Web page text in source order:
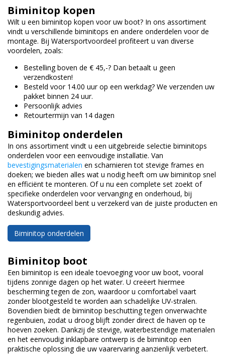
Biminitop kopen
Wilt u een biminitop kopen voor uw boot? In ons assortiment
vindt u verschillende biminitops en andere onderdelen voor de
montage. Bij Watersportvoordeel profiteert u van diverse
voordelen, zoals:
Bestelling boven de € 45,-? Dan betaalt u geen
verzendkosten!
Besteld voor 14.00 uur op een werkdag? We verzenden uw
pakket binnen 24 uur.
Persoonlijk advies
Retourtermijn van 14 dagen
Biminitop onderdelen
In ons assortiment vindt u een uitgebreide selectie biminitops
onderdelen voor een eenvoudige installatie. Van
bevestigingsmaterialen en scharnieren tot stevige frames en
doeken; we bieden alles wat u nodig heeft om uw biminitop snel
en efficiënt te monteren. Of u nu een complete set zoekt of
specifieke onderdelen voor vervanging en onderhoud, bij
Watersportvoordeel bent u verzekerd van de juiste producten en
deskundig advies.
Biminitop onderdelen
Biminitop boot
Een biminitop is een ideale toevoeging voor uw boot, vooral
tijdens zonnige dagen op het water. U creëert hiermee
bescherming tegen de zon, waardoor u comfortabel vaart
zonder blootgesteld te worden aan schadelijke UV-stralen.
Bovendien biedt de biminitop beschutting tegen onverwachte
regenbuien, zodat u droog blijft zonder direct de haven op te
hoeven zoeken. Dankzij de stevige, waterbestendige materialen
en het eenvoudig inklapbare ontwerp is de biminitop een
praktische oplossing die uw vaarervaring aanzienlijk verbetert.